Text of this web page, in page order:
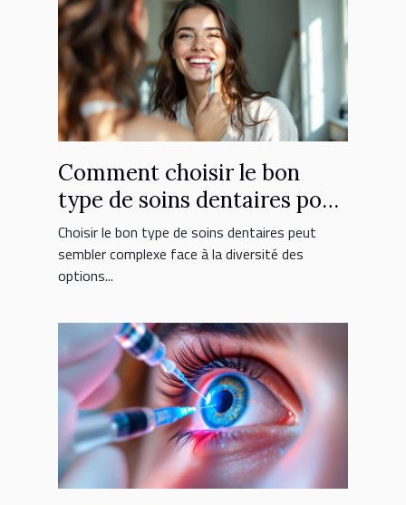
Comment choisir le bon
type de soins dentaires pour
vous ?
Choisir le bon type de soins dentaires peut
sembler complexe face à la diversité des
options...